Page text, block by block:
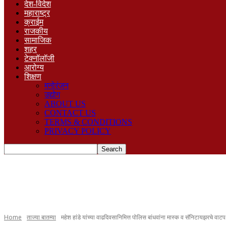
देश-विदेश
महाराष्ट्र
क्राईम
राजकीय
सामाजिक
शहर
टेक्नॉलॉजी
आरोग्य
शिक्षण
मनोरंजन
उद्योग
ABOUT US
CONTACT US
TERMS & CONDITIONS
PRIVACY POLICY
Home ताज्या बातम्या महेश हांडे यांच्या वाढदिवसानिमित्त पोलिस बांधवांना मास्क व सॅनिटायझरचे